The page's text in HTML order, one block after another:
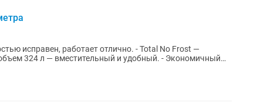
исправен, работает отлично. - Total No Frost —
324 л — вместительный и удобный. - Экономичный